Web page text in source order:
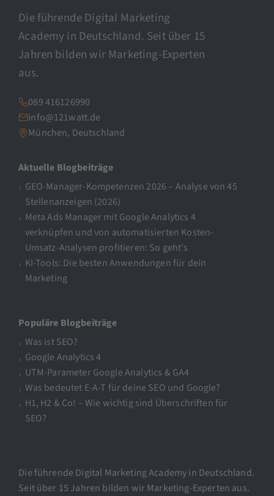
Die führende Digital Marketing
Academy in Deutschland. Seit über 15
Jahren bilden wir Marketing-Experten
aus.
089 416126990
info@121watt.de
München, Deutschland
Aktuelle Blogbeiträge
GEO-Manager-Kompetenzen 2026 – Analyse von 45
Stellenanzeigen (2026)
Meta Ads Manager mit Google Analytics 4
verknüpfen und von automatisierten Kosten-
Umsatz-Analysen profitieren: So geht’s
KI-Tools: Die besten Anwendungen für dein
Marketing
Populäre Blogbeiträge
Was ist SEO?
Google Analytics 4
UTM-Parameter Google Analytics & GA4
Was bedeutet E-A-T für deine SEO und Google?
H1, H2 & Co! – Wie wichtig sind Überschriften für
SEO?
Die führende Digital Marketing Academy in Deutschland.
Seit über 15 Jahren bilden wir Marketing-Experten aus.